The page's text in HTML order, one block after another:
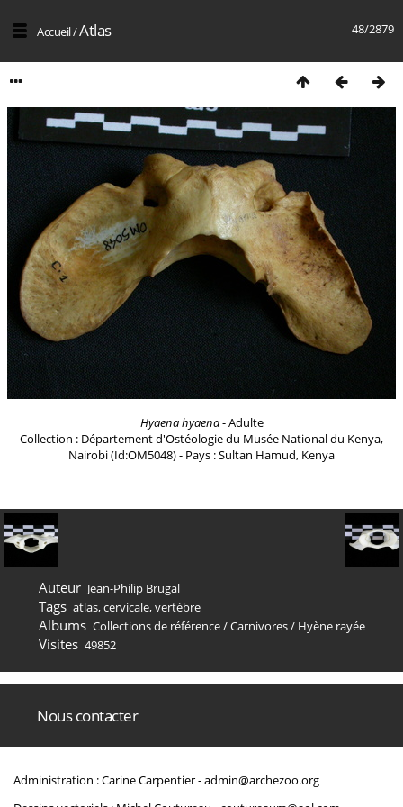
48/2879
Accueil/Atlas
Hyaena hyaena- Adulte
Collection : Département d'Ostéologie du Musée National du Kenya,
Nairobi (Id:OM5048) - Pays : Sultan Hamud, Kenya
Auteur Jean-Philip Brugal
Tags atlas,cervicale,vertèbre
Albums Collections de référence/Carnivores/ Hyène rayée
Visites 49852
Nous contacter
Administration : Carine Carpentier -admin@archezoo.org